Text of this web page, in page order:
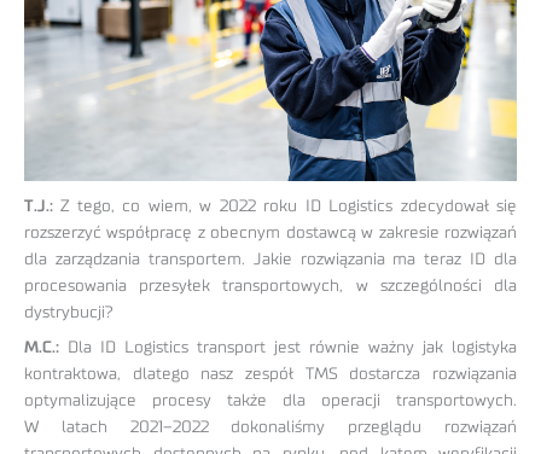
T.J.: Z tego, co wiem, w 2022 roku ID Logistics zdecydował się
rozszerzyć współpracę z obecnym dostawcą w zakresie rozwiązań
dla zarządzania transportem. Jakie rozwiązania ma teraz ID dla
procesowania przesyłek transportowych, w szczególności dla
dystrybucji?
M.C.: Dla ID Logistics transport jest równie ważny jak logistyka
kontraktowa, dlatego nasz zespół TMS dostarcza rozwiązania
optymalizujące procesy także dla operacji transportowych.
W latach 2021–2022 dokonaliśmy przeglądu rozwiązań